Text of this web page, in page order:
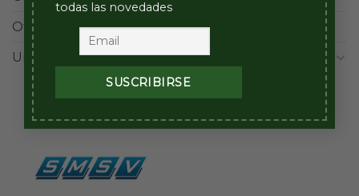
todas las novedades
Otros
Unidades
(42)